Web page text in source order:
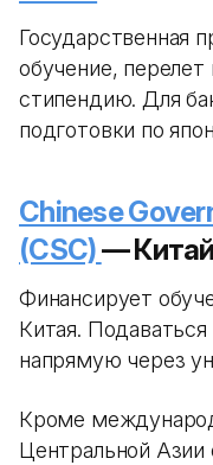
Государственная
обучение,
стипендию. Для
подготовки по
Chinese
(CSC)— Китай
Финансирует
Китая.
напрямую через
Кроме
Центральной Азии